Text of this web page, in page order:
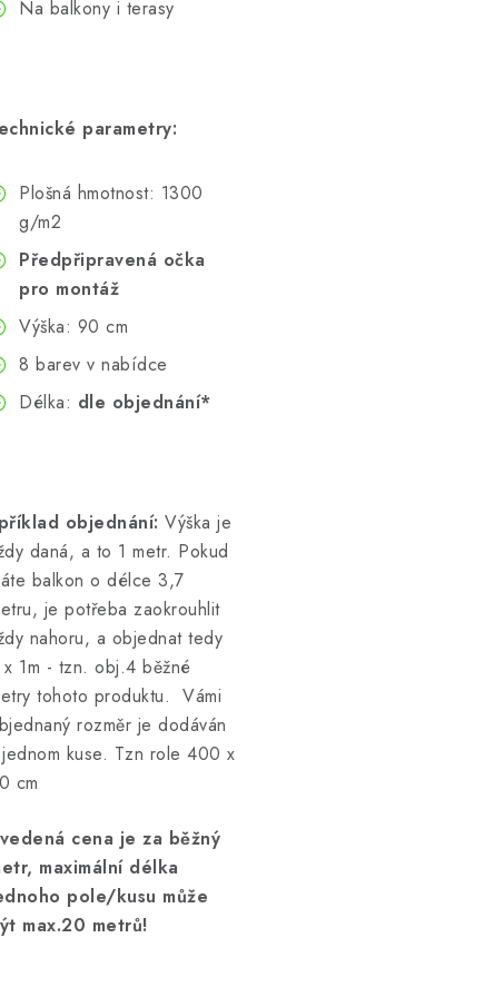
Na balkony i terasy
parametry:
Plošná hmotnost: 1300
g/m2
Předpřipravená očka
pro montáž
Výška: 90 cm
8 barev v nabídce
Délka: dle objednání*
objednání: Výška je
daná, a to 1 metr. Pokud
balkon o délce 3,7
je potřeba zaokrouhlit
nahoru, a objednat tedy
1m - tzn. obj.4 běžné
tohoto produktu. Vámi
rozměr je dodáván
kuse. Tzn role 400 x
cm
cena je za běžný
maximální délka
pole/kusu může
max.20 metrů!